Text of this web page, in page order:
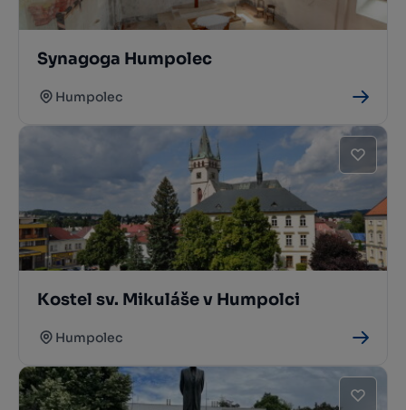
Synagoga Humpolec
Humpolec
Kostel sv. Mikuláše v Humpolci
Humpolec